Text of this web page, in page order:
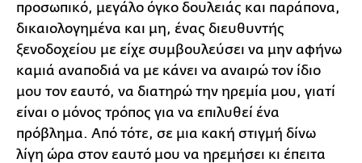
προσωπικό, μεγάλο όγκο δουλειάς και παράπονα,
δικαιολογημένα και μη, ένας διευθυντής
ξενοδοχείου με είχε συμβουλεύσει να μην αφήνω
καμιά αναποδιά να με κάνει να αναιρώ τον ίδιο
μου τον εαυτό, να διατηρώ την ηρεμία μου, γιατί
είναι ο μόνος τρόπος για να επιλυθεί ένα
πρόβλημα. Από τότε, σε μια κακή στιγμή δίνω
λίγη ώρα στον εαυτό μου να ηρεμήσει κι έπειτα